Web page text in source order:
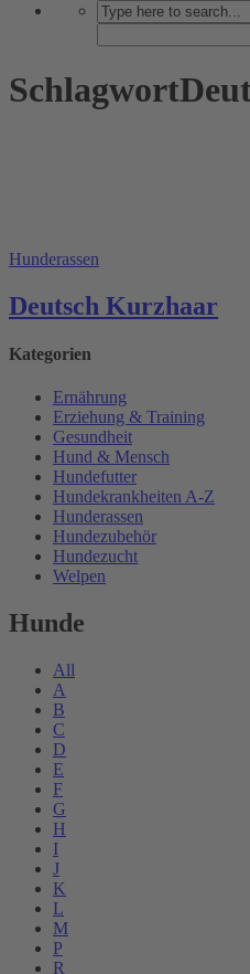
Hunderassen
Deutsch Kurzhaar
Kategorien
Ernährung
Erziehung & Training
Gesundheit
Hund & Mensch
Hundefutter
Hundekrankheiten A-Z
Hunderassen
Hundezubehör
Hundezucht
Welpen
Hunde
All
A
B
C
D
E
F
G
H
I
J
K
L
M
P
R